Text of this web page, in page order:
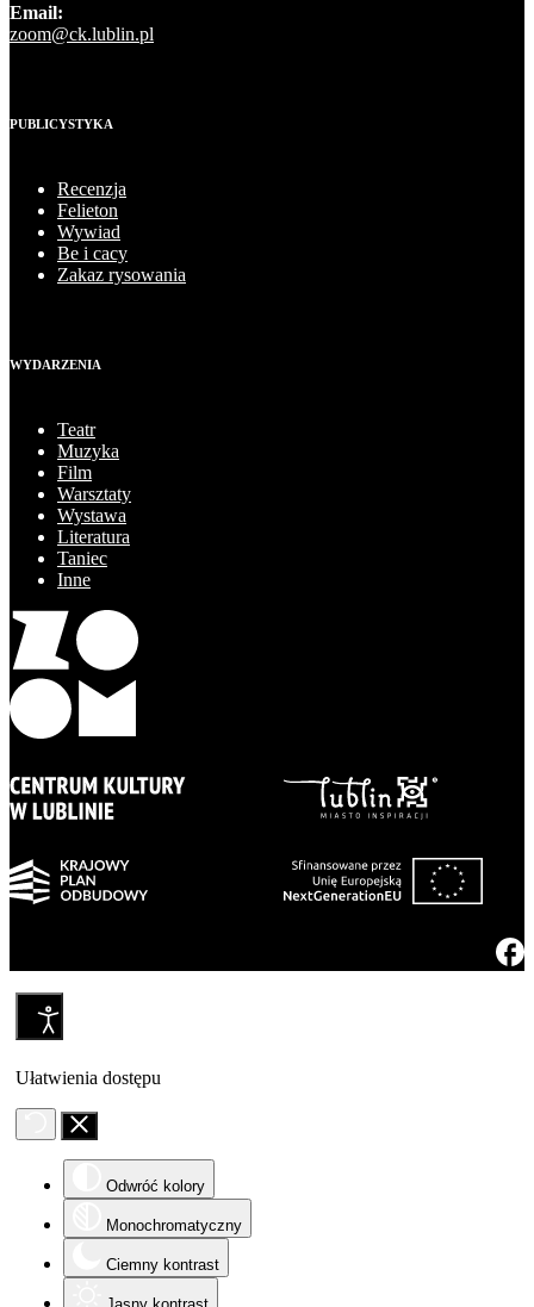
Email:
zoom@ck.lublin.pl
PUBLICYSTYKA
Recenzja
Felieton
Wywiad
Be i cacy
Zakaz rysowania
WYDARZENIA
Teatr
Muzyka
Film
Warsztaty
Wystawa
Literatura
Taniec
Inne
Ułatwienia dostępu
Odwróć kolory
Monochromatyczny
Ciemny kontrast